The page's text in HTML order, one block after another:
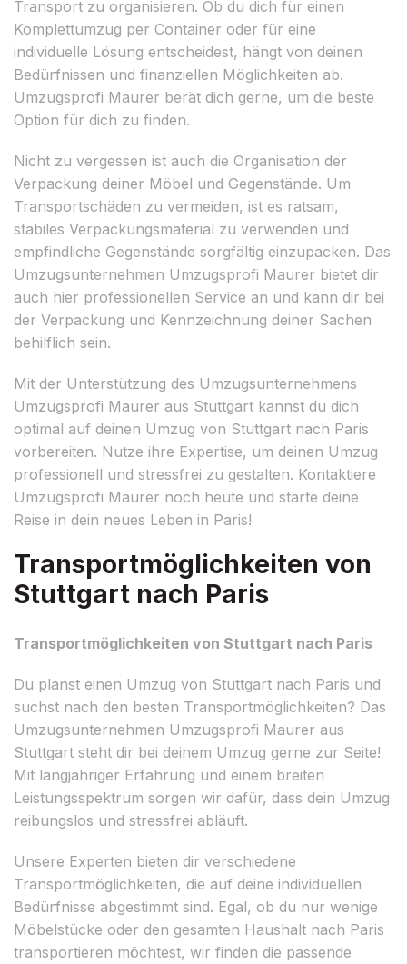
Transport zu organisieren. Ob du dich für einen
Komplettumzug per Container oder für eine
individuelle Lösung entscheidest, hängt von deinen
Bedürfnissen und finanziellen Möglichkeiten ab.
Umzugsprofi Maurer berät dich gerne, um die beste
Option für dich zu finden.
Nicht zu vergessen ist auch die Organisation der
Verpackung deiner Möbel und Gegenstände. Um
Transportschäden zu vermeiden, ist es ratsam,
stabiles Verpackungsmaterial zu verwenden und
empfindliche Gegenstände sorgfältig einzupacken. Das
Umzugsunternehmen Umzugsprofi Maurer bietet dir
auch hier professionellen Service an und kann dir bei
der Verpackung und Kennzeichnung deiner Sachen
behilflich sein.
Mit der Unterstützung des Umzugsunternehmens
Umzugsprofi Maurer aus Stuttgart kannst du dich
optimal auf deinen Umzug von Stuttgart nach Paris
vorbereiten. Nutze ihre Expertise, um deinen Umzug
professionell und stressfrei zu gestalten. Kontaktiere
Umzugsprofi Maurer noch heute und starte deine
Reise in dein neues Leben in Paris!
Transportmöglichkeiten von
Stuttgart nach Paris
Transportmöglichkeiten von Stuttgart nach Paris
Du planst einen Umzug von Stuttgart nach Paris und
suchst nach den besten Transportmöglichkeiten? Das
Umzugsunternehmen Umzugsprofi Maurer aus
Stuttgart steht dir bei deinem Umzug gerne zur Seite!
Mit langjähriger Erfahrung und einem breiten
Leistungsspektrum sorgen wir dafür, dass dein Umzug
reibungslos und stressfrei abläuft.
Unsere Experten bieten dir verschiedene
Transportmöglichkeiten, die auf deine individuellen
Bedürfnisse abgestimmt sind. Egal, ob du nur wenige
Möbelstücke oder den gesamten Haushalt nach Paris
transportieren möchtest, wir finden die passende